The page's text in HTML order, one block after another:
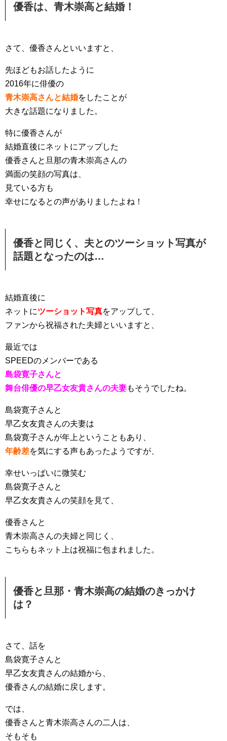
優香は、青木崇高と結婚！
さて、優香さんといいますと、
先ほどもお話したように
2016年に俳優の
青木崇高さんと結婚をしたことが
大きな話題になりました。
特に優香さんが
結婚直後にネットにアップした
優香さんと旦那の青木崇高さんの
満面の笑顔の写真は、
見ている方も
幸せになるとの声がありましたよね！
優香と同じく、夫とのツーショット写真が
話題となったのは…
結婚直後に
ネットにツーショット写真をアップして、
ファンから祝福された夫婦といいますと、
最近では
SPEEDのメンバーである
島袋寛子さんと
舞台俳優の早乙女友貴さんの夫妻もそうでしたね。
島袋寛子さんと
早乙女友貴さんの夫妻は
島袋寛子さんが年上ということもあり、
年齢差を気にする声もあったようですが、
幸せいっぱいに微笑む
島袋寛子さんと
早乙女友貴さんの笑顔を見て、
優香さんと
青木崇高さんの夫婦と同じく、
こちらもネット上は祝福に包まれました。
優香と旦那・青木崇高の結婚のきっかけ
は？
さて、話を
島袋寛子さんと
早乙女友貴さんの結婚から、
優香さんの結婚に戻します。
では、
優香さんと青木崇高さんの二人は、
そもそも